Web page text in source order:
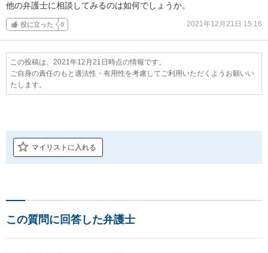
他の弁護士に相談してみるのは如何でしょうか。
役に立った 0 2021年12月21日 15:16
この投稿は、2021年12月21日時点の情報です。
ご自身の責任のもと適法性・有用性を考慮してご利用いただくようお願いい
たします。
マイリストに入れる
この質問に回答した弁護士